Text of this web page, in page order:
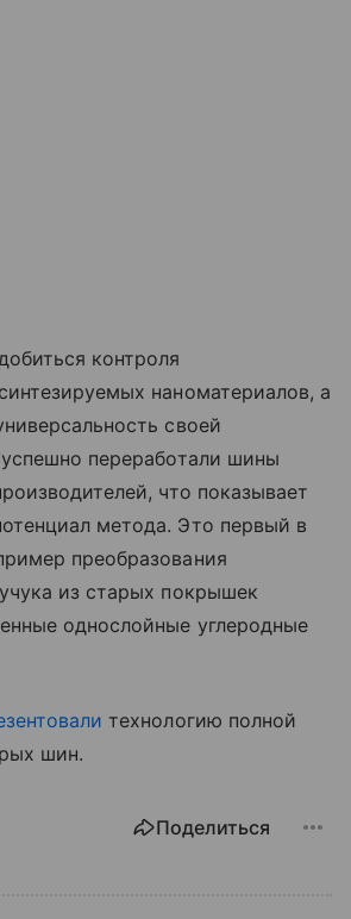
контроля
наноматериалов, а
своей
переработали шины
что показывает
метода. Это первый в
преобразования
из старых покрышек
однослойные углеродные
технологию полной
шин.
Поделиться